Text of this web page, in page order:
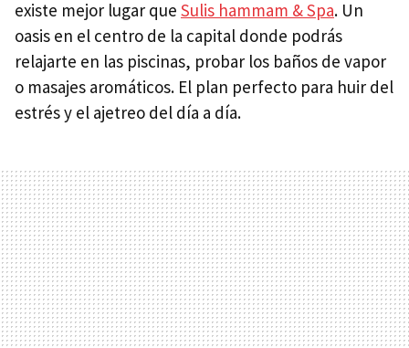
existe mejor lugar que Sulis hammam & Spa. Un
oasis en el centro de la capital donde podrás
relajarte en las piscinas, probar los baños de vapor
o masajes aromáticos. El plan perfecto para huir del
estrés y el ajetreo del día a día.